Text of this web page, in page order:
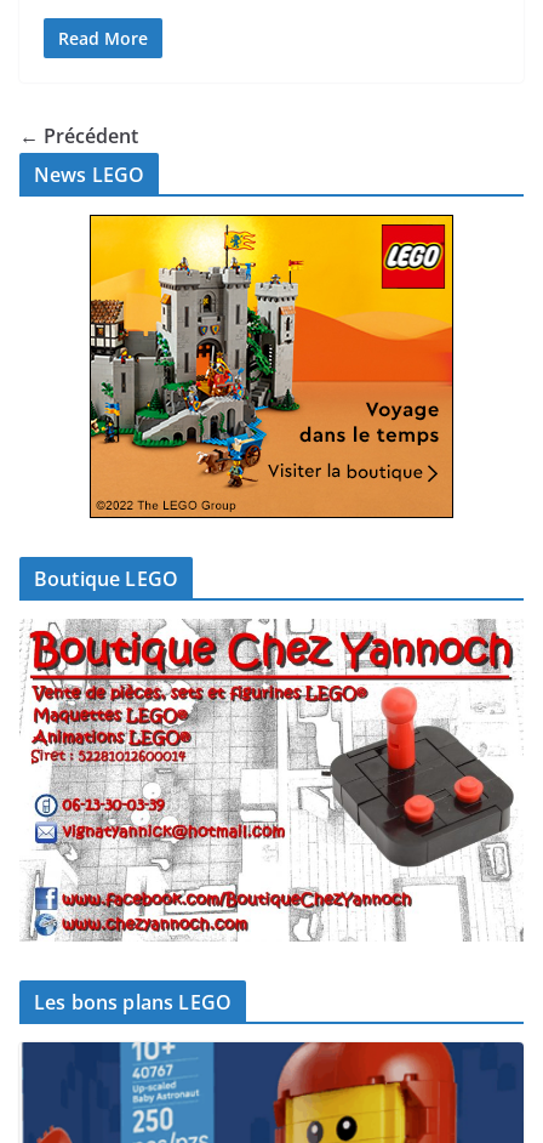
Read More
← Précédent
News LEGO
Boutique LEGO
Les bons plans LEGO